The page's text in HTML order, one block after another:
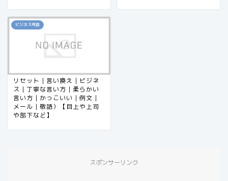
ビジネス用語
リセット｜言い換え｜ビジネ
ス｜丁寧な言い方｜柔らかい
言い方｜かっこいい｜例文｜
メール｜敬語）【目上や上司
や部下など】
スポンサーリンク